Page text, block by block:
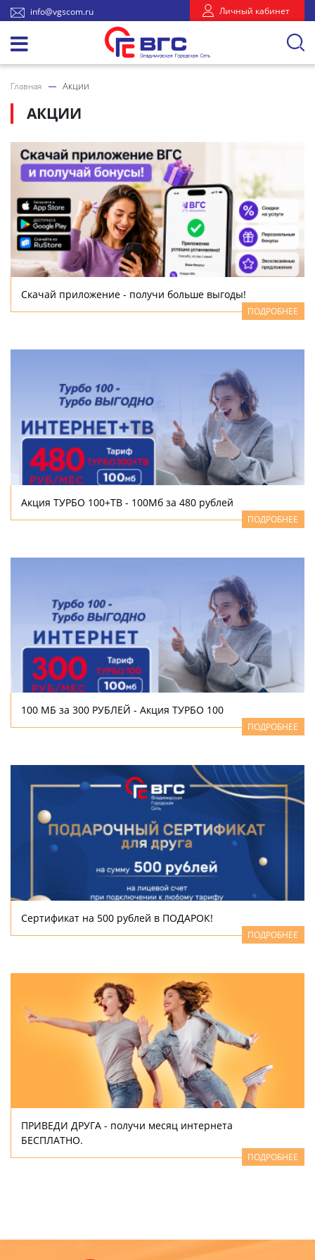
info@vgscom.ru Личный кабинет
Главная Акции
АКЦИИ
Скачай приложение - получи больше выгоды!
ПОДРОБНЕЕ
Акция ТУРБО 100+ТВ - 100Мб за 480 рублей
ПОДРОБНЕЕ
100 МБ за 300 РУБЛЕЙ - Акция ТУРБО 100
ПОДРОБНЕЕ
Сертификат на 500 рублей в ПОДАРОК!
ПОДРОБНЕЕ
ПРИВЕДИ ДРУГА - получи месяц интернета
БЕСПЛАТНО.
ПОДРОБНЕЕ